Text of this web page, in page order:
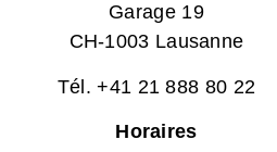
Garage 19
CH-1003 Lausanne
Tél. +41 21 888 80 22
Horaires